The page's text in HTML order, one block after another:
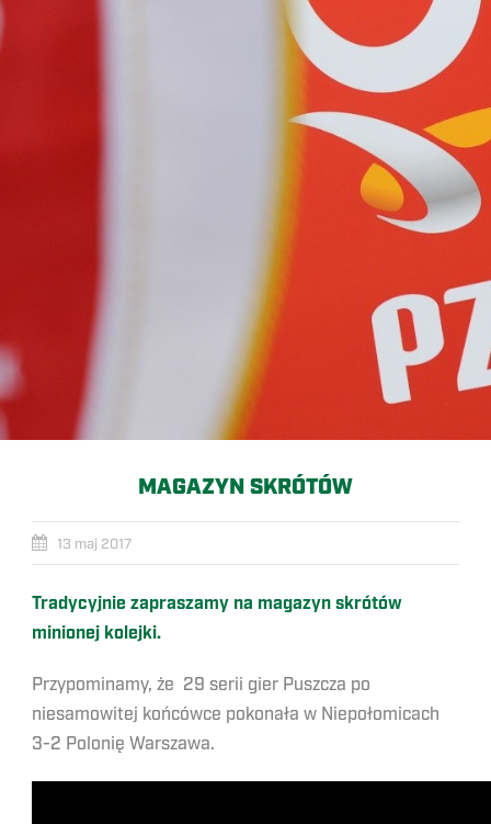
MAGAZYN SKRÓTÓW
13 maj 2017
Tradycyjnie zapraszamy na magazyn skrótów
minionej kolejki.
Przypominamy, że 29 serii gier Puszcza po
niesamowitej końcówce pokonała w Niepołomicach
3-2 Polonię Warszawa.